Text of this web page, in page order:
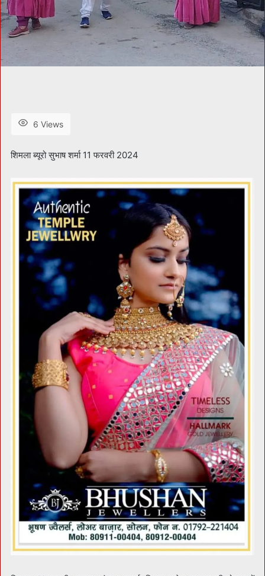
6 Views
शिमला ब्यूरो सुभाष शर्मा 11 फरवरी 2024